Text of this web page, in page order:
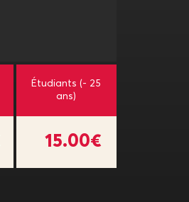
Étudiants (- 25
ans)
15.00€